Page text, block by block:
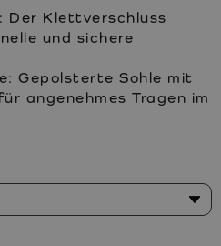
Der Klettverschluss
und sichere
Gepolsterte Sohle mit
angenehmes Tragen im